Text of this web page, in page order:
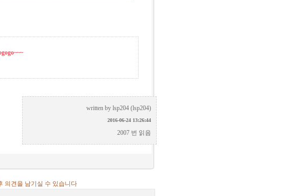
written by lsp204 (lsp204)
2016-06-24 13:26:44
2007 번 읽음
의견을 남기실 수 있습니다